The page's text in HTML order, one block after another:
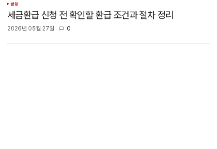
금융
세금환급 신청 전 확인할 환급 조건과 절차 정리
2026년 05월 27일 0